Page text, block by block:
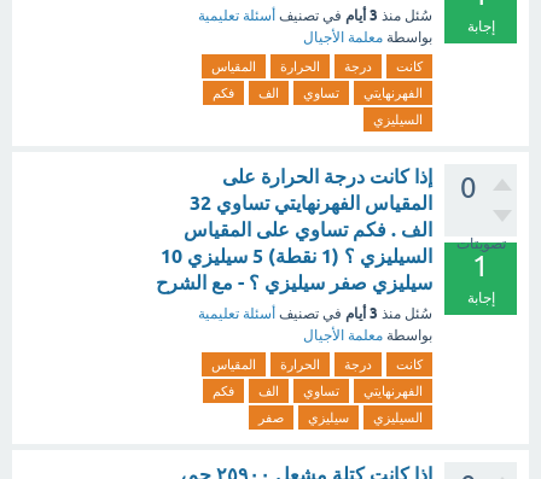
إجابة
سُئل منذ 3 أيام في تصنيف أسئلة تعليمية
بواسطة معلمة الأجيال
كانت درجة الحرارة
المقياس
الفهرنهايتي
تساوي الف
فكم
السيليزي
0
تصويتات
1
إجابة
إذا كانت درجة الحرارة على
المقياس الفهرنهايتي تساوي 32
الف . فكم تساوي على المقياس
السيليزي ؟ (1 نقطة) 5 سيليزي 10
سيليزي صفر سيليزي ؟ - مع الشرح
سُئل منذ 3 أيام في تصنيف أسئلة تعليمية
بواسطة معلمة الأجيال
كانت درجة الحرارة
المقياس
الفهرنهايتي
تساوي الف
فكم
السيليزي
سيليزي صفر